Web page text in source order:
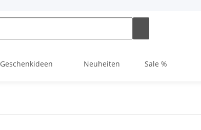
Geschenkideen Neuheiten Sale %